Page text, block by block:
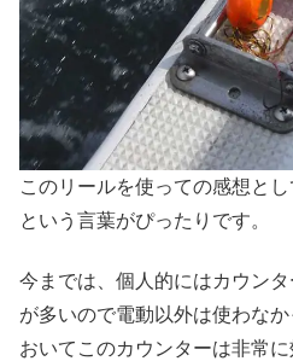
このリールを使っての感想と
という言葉がぴったりです。
今までは、個人的にはカウン
が多いので電動以外は使わな
おいてこのカウンターは非常に